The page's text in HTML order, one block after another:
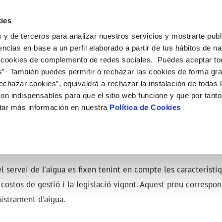
y de terceros para analizar nuestros servicios y mostrarte
en base a un perfil elaborado a partir de tus hábitos de
de complemento de redes sociales. Puedes aceptar
También puedes permitir o rechazar las cookies de forma
cookies”, equivaldrá a rechazar la instalación de todas
indispensables para que el sitio web funcione y que por
más información en nuestra Política de Cookies
titular
subministrament
MODIFICACIÓ DE DADES
Actualitzar dades bancàries
Actualitzar dades de domicili
El Teu Servei
AL CLIENT
contacte
i afectacions
COMPROMÍS DE SERVEI
Customer Counsel (Defensa del
Normativa del servei
La Teva Aigua
la qualitat de l’aigua
CUIDEM L'AIGUA
Consells d'estalvi
Dipòsits comunitaris
Coneix-nos
DE GESTIÓ I CERTIFICATS
PERFIL DEL CONTRACTANT
Condicions generals de
Contrataciones
El
servei de l'aigua es fixen tenint en compte les
costos de gestió i la legislació vigent. Aquest preu
d'aigua.